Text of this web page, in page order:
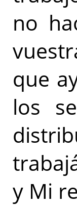
no
que
los
y Mi